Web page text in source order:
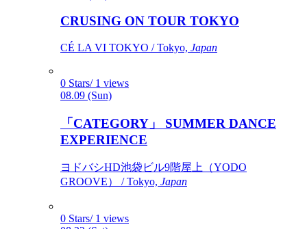
CRUSING ON TOUR TOKYO
CÉ LA VI TOKYO / Tokyo, Japan
0 Stars/ 1 views
08.09 (Sun)
「CATEGORY」 SUMMER DANCE
EXPERIENCE
ヨドバシHD池袋ビル9階屋上（YODO
GROOVE） / Tokyo, Japan
0 Stars/ 1 views